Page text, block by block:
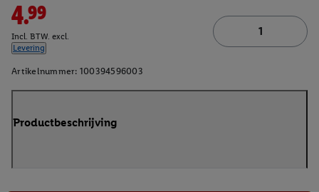
4.99
Incl. BTW. excl.
Levering
Artikelnummer: 100394596003
Productbeschrijving